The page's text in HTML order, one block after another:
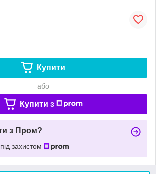
Купити
або
Купити з
з Пром?
захистом